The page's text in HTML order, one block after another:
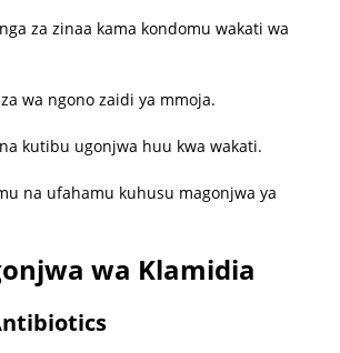
za zinaa kama kondomu wakati wa
wa ngono zaidi ya mmoja.
kutibu ugonjwa huu kwa wakati.
na ufahamu kuhusu magonjwa ya
wa Klamidia